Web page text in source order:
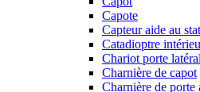
Capote
Capteur aide au
Catadioptre
Chariot porte
Charnière de capot
Charnière de porte